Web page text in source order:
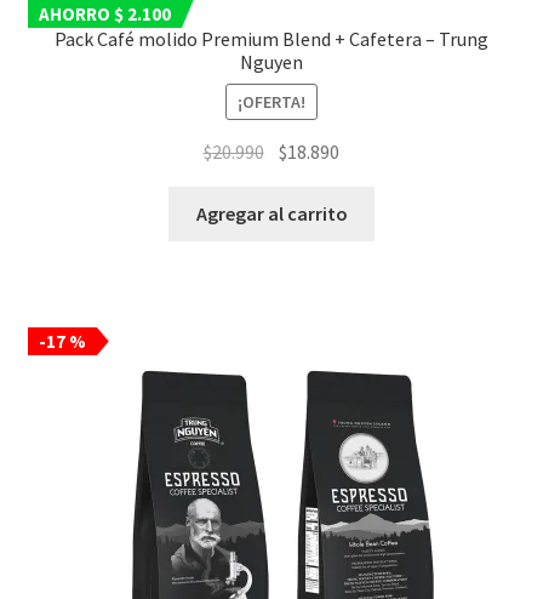
AHORRO $ 2.100
Pack Café molido Premium Blend + Cafetera – Trung
Nguyen
¡OFERTA!
$20.990 El
original
$18.890
actual
Agregar al carrito
-17 %